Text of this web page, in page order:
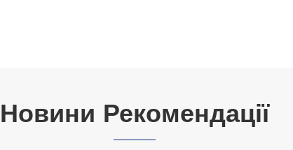
Новини Рекомендації